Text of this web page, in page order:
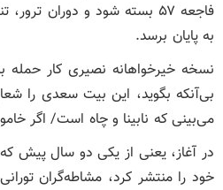
فاجعه ۵۷ بسته شود و دوران
به پایان برسد.
نسخه خیرخواهانه نصیری کار حمله
بی‌آنکه بگوید، این بیت سعدی را
می‌بینی که نابینا و چاه است/ اگر
در آغاز، یعنی از یکی دو سال پیش
خود را منتشر کرد، مشاطه‌گران